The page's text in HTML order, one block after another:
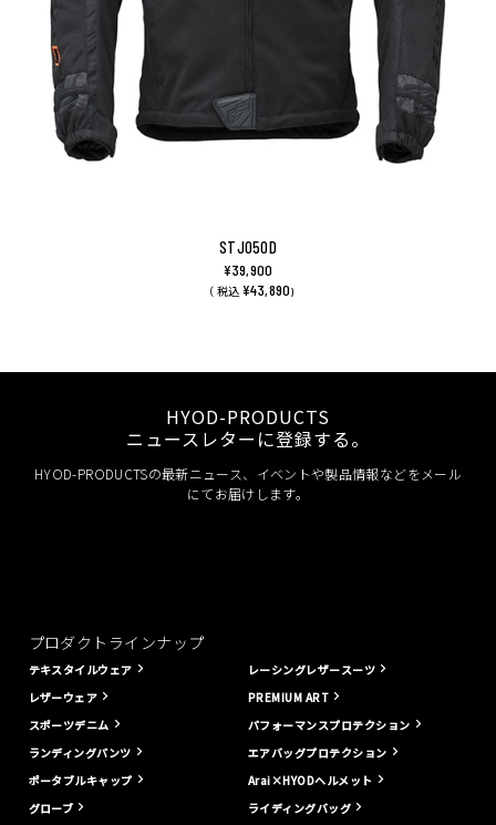
STJ050D
¥39,900
（ 税込 ¥43,890)
HYOD-PRODUCTS
ニュースレターに登録する。
HYOD-PRODUCTSの最新ニュース、イベントや製品情報などをメール
にてお届けします。
プロダクトラインナップ
テキスタイルウェア
レザーウェア
スポーツデニム
ランディングパンツ
ポータブルキャップ
グローブ
レーシングレザースーツ
PREMIUM ART
パフォーマンスプロテクション
エアバッグプロテクション
Arai×HYODヘルメット
ライディングバッグ